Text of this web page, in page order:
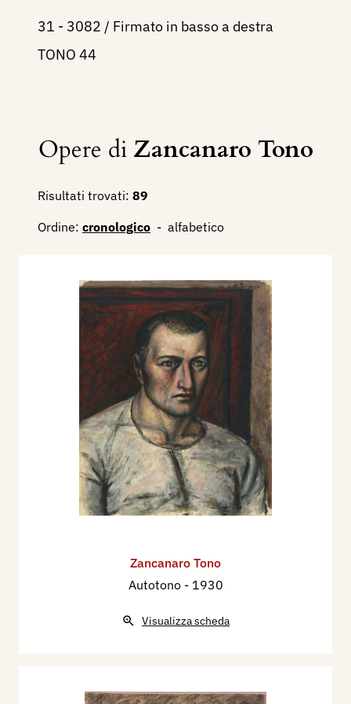
31 - 3082 / Firmato in basso a destra
TONO 44
Opere di Zancanaro Tono
Risultati trovati: 89
Ordine: cronologico - alfabetico
Zancanaro Tono
Autotono - 1930
Visualizza scheda